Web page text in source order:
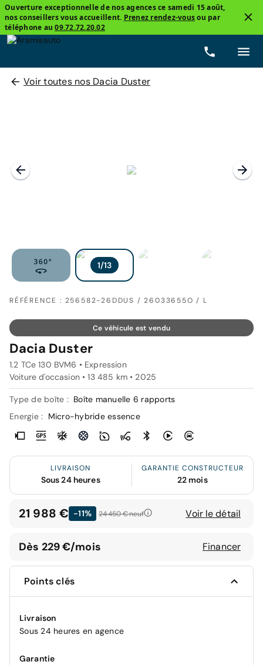
Ouverture exceptionnelle de nos agences ce samedi 15 août,
nos conseillers vous accueillent. Prenez rendez-vousou par
téléphone au09.72.72.20.02
Voir toutes nos Dacia Duster
RÉFÉRENCE : 256582-26DDUS / 26033655O / L
Ce véhicule est vendu
Dacia Duster
1.2 TCe 130 BVM6 • Expression
Voiture d'occasion • 13 485 km • 2025
Type de boîte : Boîte manuelle 6 rapports
Energie :
Micro-hybride essence
LIVRAISON
Sous 24 heures
GARANTIE CONSTRUCTEUR
22 mois
21 988 € -11% 24 450 €neuf Voir le détail
Dès 229 €/mois Financer
Points clés
Livraison
Sous 24 heures en agence
Garantie